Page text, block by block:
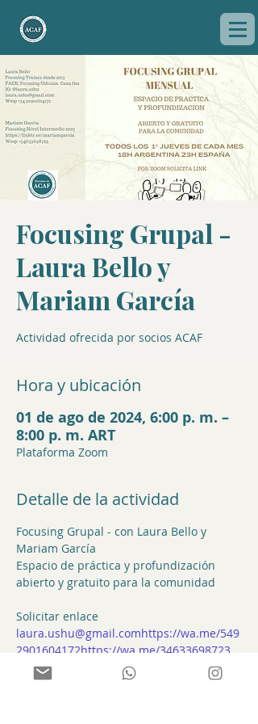
Focusing Grupal -
Laura Bello y
Mariam García
Actividad ofrecida por socios ACAF
Hora y ubicación
01 de ago de 2024, 6:00 p. m. –
8:00 p. m. ART
Plataforma Zoom
Detalle de la actividad
Focusing Grupal - con Laura Bello y
Mariam García
Espacio de práctica y profundización
laura.ushu@gmail.comhttps://wa.me/549
2901604172https://wa.me/34633698723